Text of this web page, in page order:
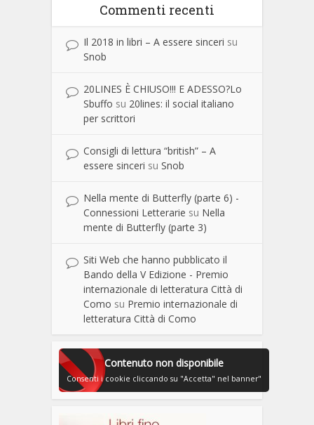
Commenti recenti
Il 2018 in libri – A essere sinceri su
Snob
20LINES È CHIUSO!!! E ADESSO?Lo
Sbuffo su 20lines: il social italiano
per scrittori
Consigli di lettura “british” – A
essere sinceri su Snob
Nella mente di Butterfly (parte 6) -
Connessioni Letterarie su Nella
mente di Butterfly (parte 3)
Siti Web che hanno pubblicato il
Bando della V Edizione - Premio
internazionale di letteratura Città di
Como su Premio internazionale di
letteratura Città di Como
Contenuto non disponibile
Consenti i cookie cliccando su "Accetta" nel banner"